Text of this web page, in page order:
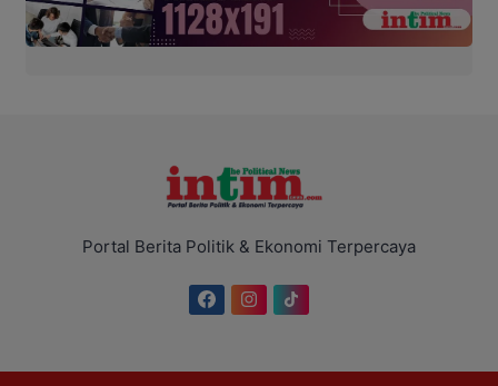
Portal Berita Politik & Ekonomi Terpercaya